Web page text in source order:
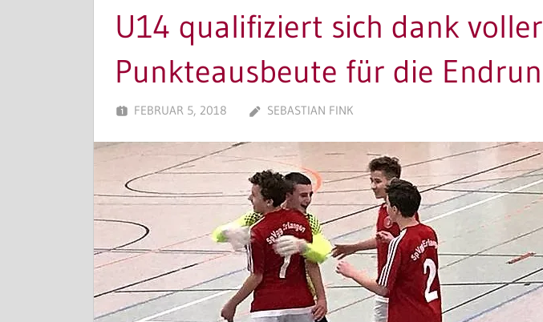
U14 qualifiziert sich dank voller
Punkteausbeute für die
FEBRUAR 5, 2018 SEBASTIAN FINK